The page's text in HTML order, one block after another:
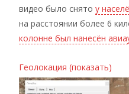
видео было снято у
на расстоянии более 6
колонне был нанесён
Геолокация (показать)